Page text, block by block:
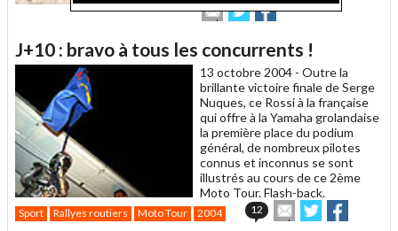
Envoyer
cet
à
un
ami
Partager
sur
Partager
sur
J+10 : bravo à tous les concurrents !
13 octobre 2004 - Outre la
brillante victoire finale de Serge
Nuques, ce Rossi à la française
qui offre à la Yamaha grolandaise
la première place du podium
général, de nombreux pilotes
connus et inconnus se sont
illustrés au cours de ce 2ème
Moto Tour. Flash-back.
Sport Rallyes routiers Moto Tour 2004 12
Envoyer
cet
Partager
sur sur